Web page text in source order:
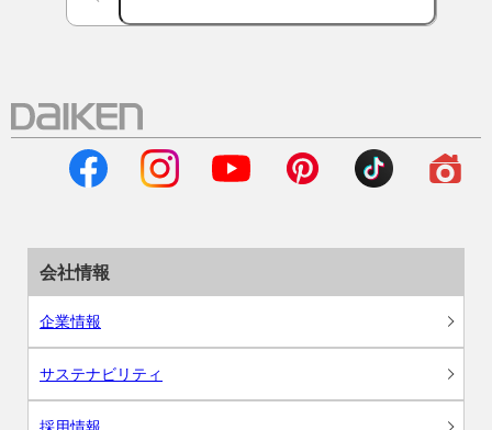
会社情報
企業情報
サステナビリティ
採用情報